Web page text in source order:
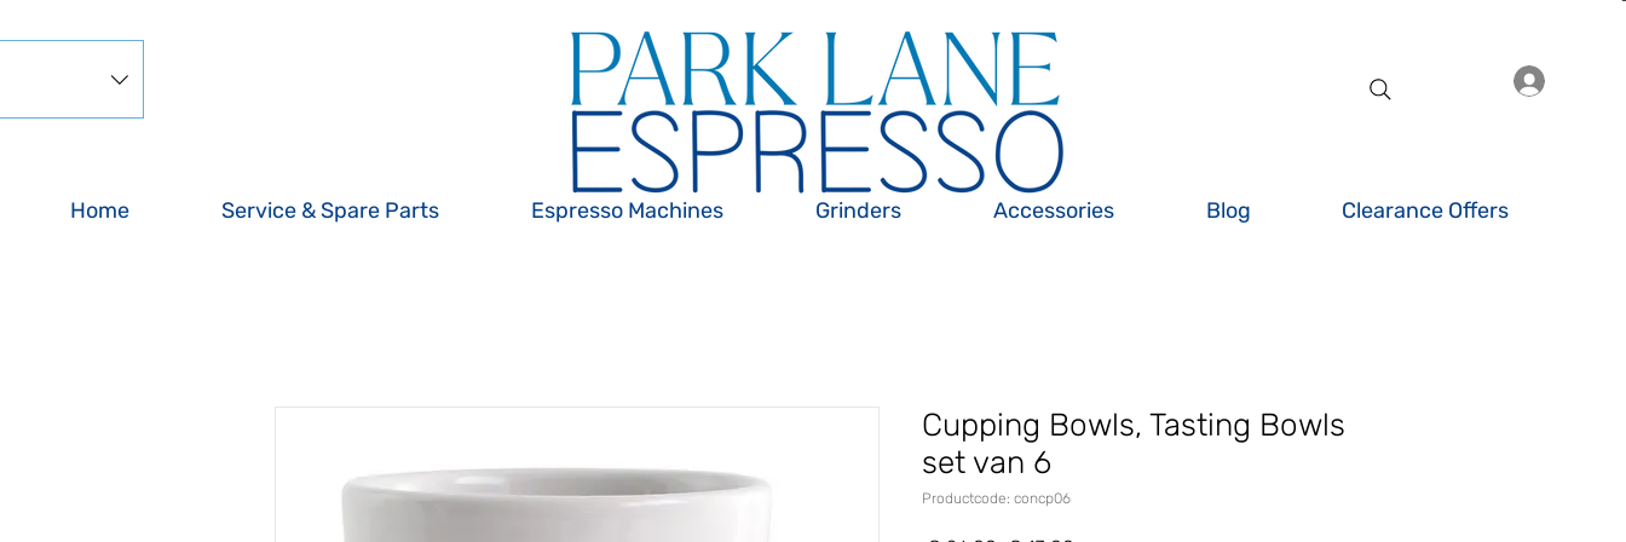
Home Service & Spare Parts Espresso Machines Grinders Accessories Blog Clearance Offers
Cupping Bowls, Tasting Bowls
set van 6
Productcode: concp06